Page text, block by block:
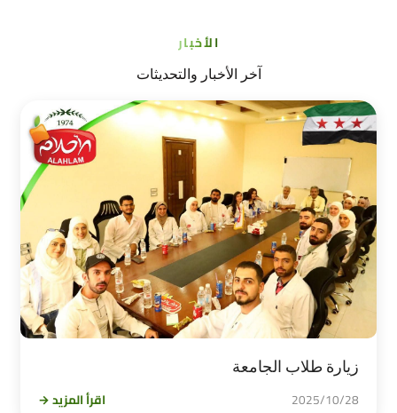
الأخبار
آخر الأخبار والتحديثات
زيارة طلاب الجامعة
2025/10/28 اقرأ المزيد →